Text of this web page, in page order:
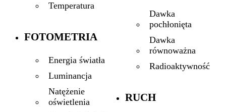
Temperatura
FOTOMETRIA
Energia światła
Luminancja
Natężenie
oświetlenia
Dawka
pochłonięta
Dawka
równoważna
Radioaktywność
RUCH